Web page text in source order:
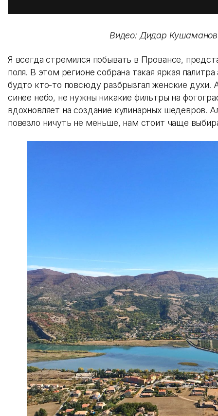
Видео: Дидар Кушаманов
Я всегда стремился побывать в Провансе,
поля. В этом регионе собрана такая яркая
будто кто-то повсюду разбрызгал женские
синее небо, не нужны никакие фильтры на
вдохновляет на создание кулинарных шедевров.
повезло ничуть не меньше, нам стоит чаще